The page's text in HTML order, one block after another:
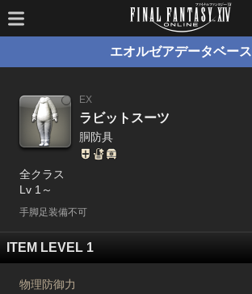
エオルゼアデータベース
EX
ラビットスーツ
胴防具
全クラス
Lv 1～
手脚足装備不可
ITEM LEVEL 1
物理防御力